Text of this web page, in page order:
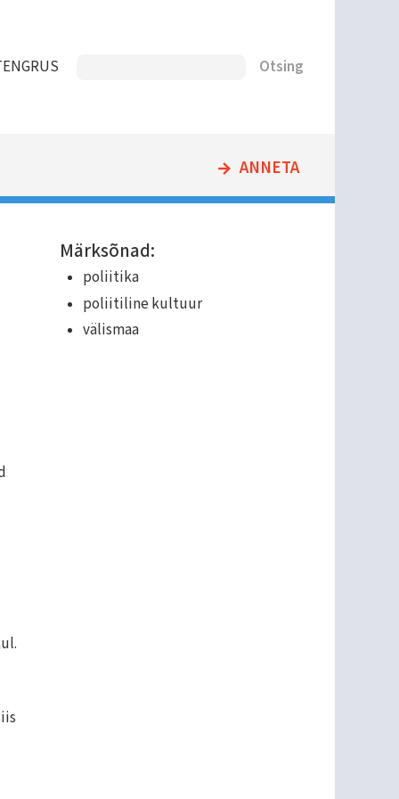
ENGRUS
ANNETA
Märksõnad:
poliitika
poliitiline kultuur
välismaa